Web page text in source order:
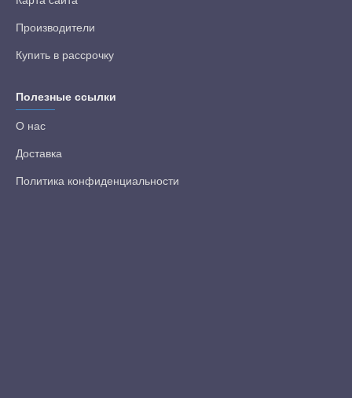
Производители
Купить в рассрочку
Полезные ссылки
О нас
Доставка
Политика конфиденциальности